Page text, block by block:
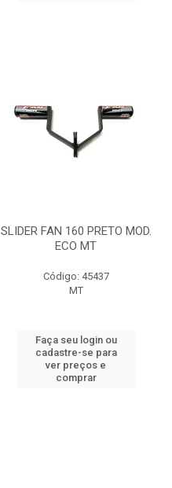
SLIDER FAN 160 PRETO MOD.
ECO MT
Código: 45437
MT
Faça seu login ou
cadastre-se para
ver preços e
comprar